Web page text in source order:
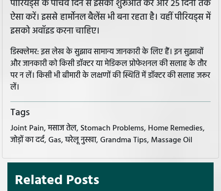
पीरियड्स के पांचवे दिन से इसकी शुरूआत करें और 25 दिनों तक
ऐसा करें। इससे हार्मोनल बैलेंस भी बना रहता है। वहीं पीरियड्स में
इसको अवॉइड करना चाहिए।
डिस्क्लेमर: इस लेख के सुझाव सामान्य जानकारी के लिए हैं। इन सुझावों
और जानकारी को किसी डॉक्टर या मेडिकल प्रोफेशनल की सलाह के तौर
पर न लें। किसी भी बीमारी के लक्षणों की स्थिति में डॉक्टर की सलाह जरूर
लें।
Tags
Joint Pain, मसाज तेल, Stomach Problems, Home Remedies,
जोड़ों का दर्द, Gas, घरेलू नुस्खा, Grandma Tips, Massage Oil
Related Posts